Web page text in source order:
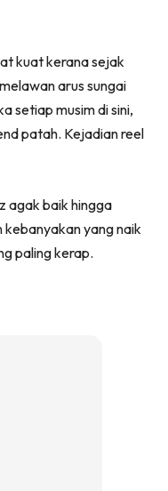
kuat kerana sejak
arus sungai
setiap musim di sini,
patah. Kejadian reel
agak baik hingga
kebanyakan yang naik
paling kerap.